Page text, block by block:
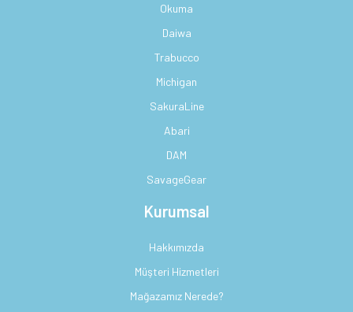
Okuma
Daiwa
Trabucco
Michigan
SakuraLine
Abari
DAM
SavageGear
Kurumsal
Hakkımızda
Müşteri Hizmetleri
Mağazamız Nerede?